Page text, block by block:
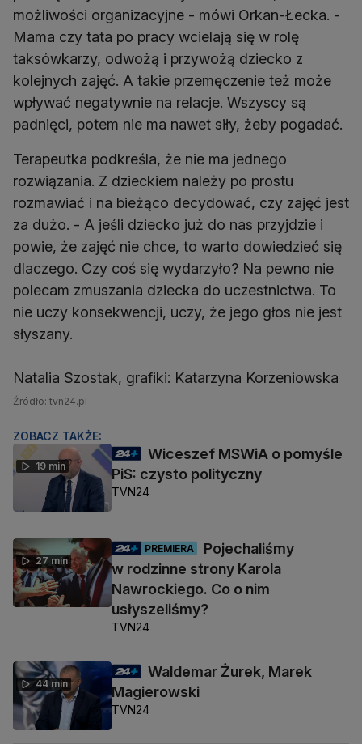
możliwości organizacyjne - mówi Orkan-Łecka. -
Mama czy tata po pracy wcielają się w rolę
taksówkarzy, odwożą i przywożą dziecko z
kolejnych zajęć. A takie przemęczenie też może
wpływać negatywnie na relacje. Wszyscy są
padnięci, potem nie ma nawet siły, żeby pogadać.
Terapeutka podkreśla, że nie ma jednego
rozwiązania. Z dzieckiem należy po prostu
rozmawiać i na bieżąco decydować, czy zajęć jest
za dużo. - A jeśli dziecko już do nas przyjdzie i
powie, że zajęć nie chce, to warto dowiedzieć się
dlaczego. Czy coś się wydarzyło? Na pewno nie
polecam zmuszania dziecka do uczestnictwa. To
nie uczy konsekwencji, uczy, że jego głos nie jest
słyszany.
Natalia Szostak, grafiki: Katarzyna Korzeniowska
Źródło: tvn24.pl
ZOBACZ TAKŻE:
19 min
Wiceszef MSWiA o pomyśle
PiS: czysto polityczny
TVN24
27 min
PREMIERA
Pojechaliśmy
w rodzinne strony Karola
Nawrockiego. Co o nim
usłyszeliśmy?
TVN24
44 min
Waldemar Żurek, Marek
Magierowski
TVN24